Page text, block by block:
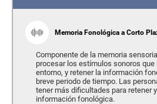
Memoria Fonológica a Corto
Componente de la memoria
procesar los estímulos sonoros que
entorno, y retener la información
breve periodo de tiempo. Las
tener más dificultades para retener
información fonológica.